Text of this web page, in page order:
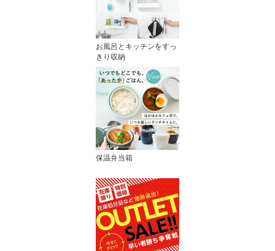
お風呂とキッチンをすっ
きり収納
保温弁当箱